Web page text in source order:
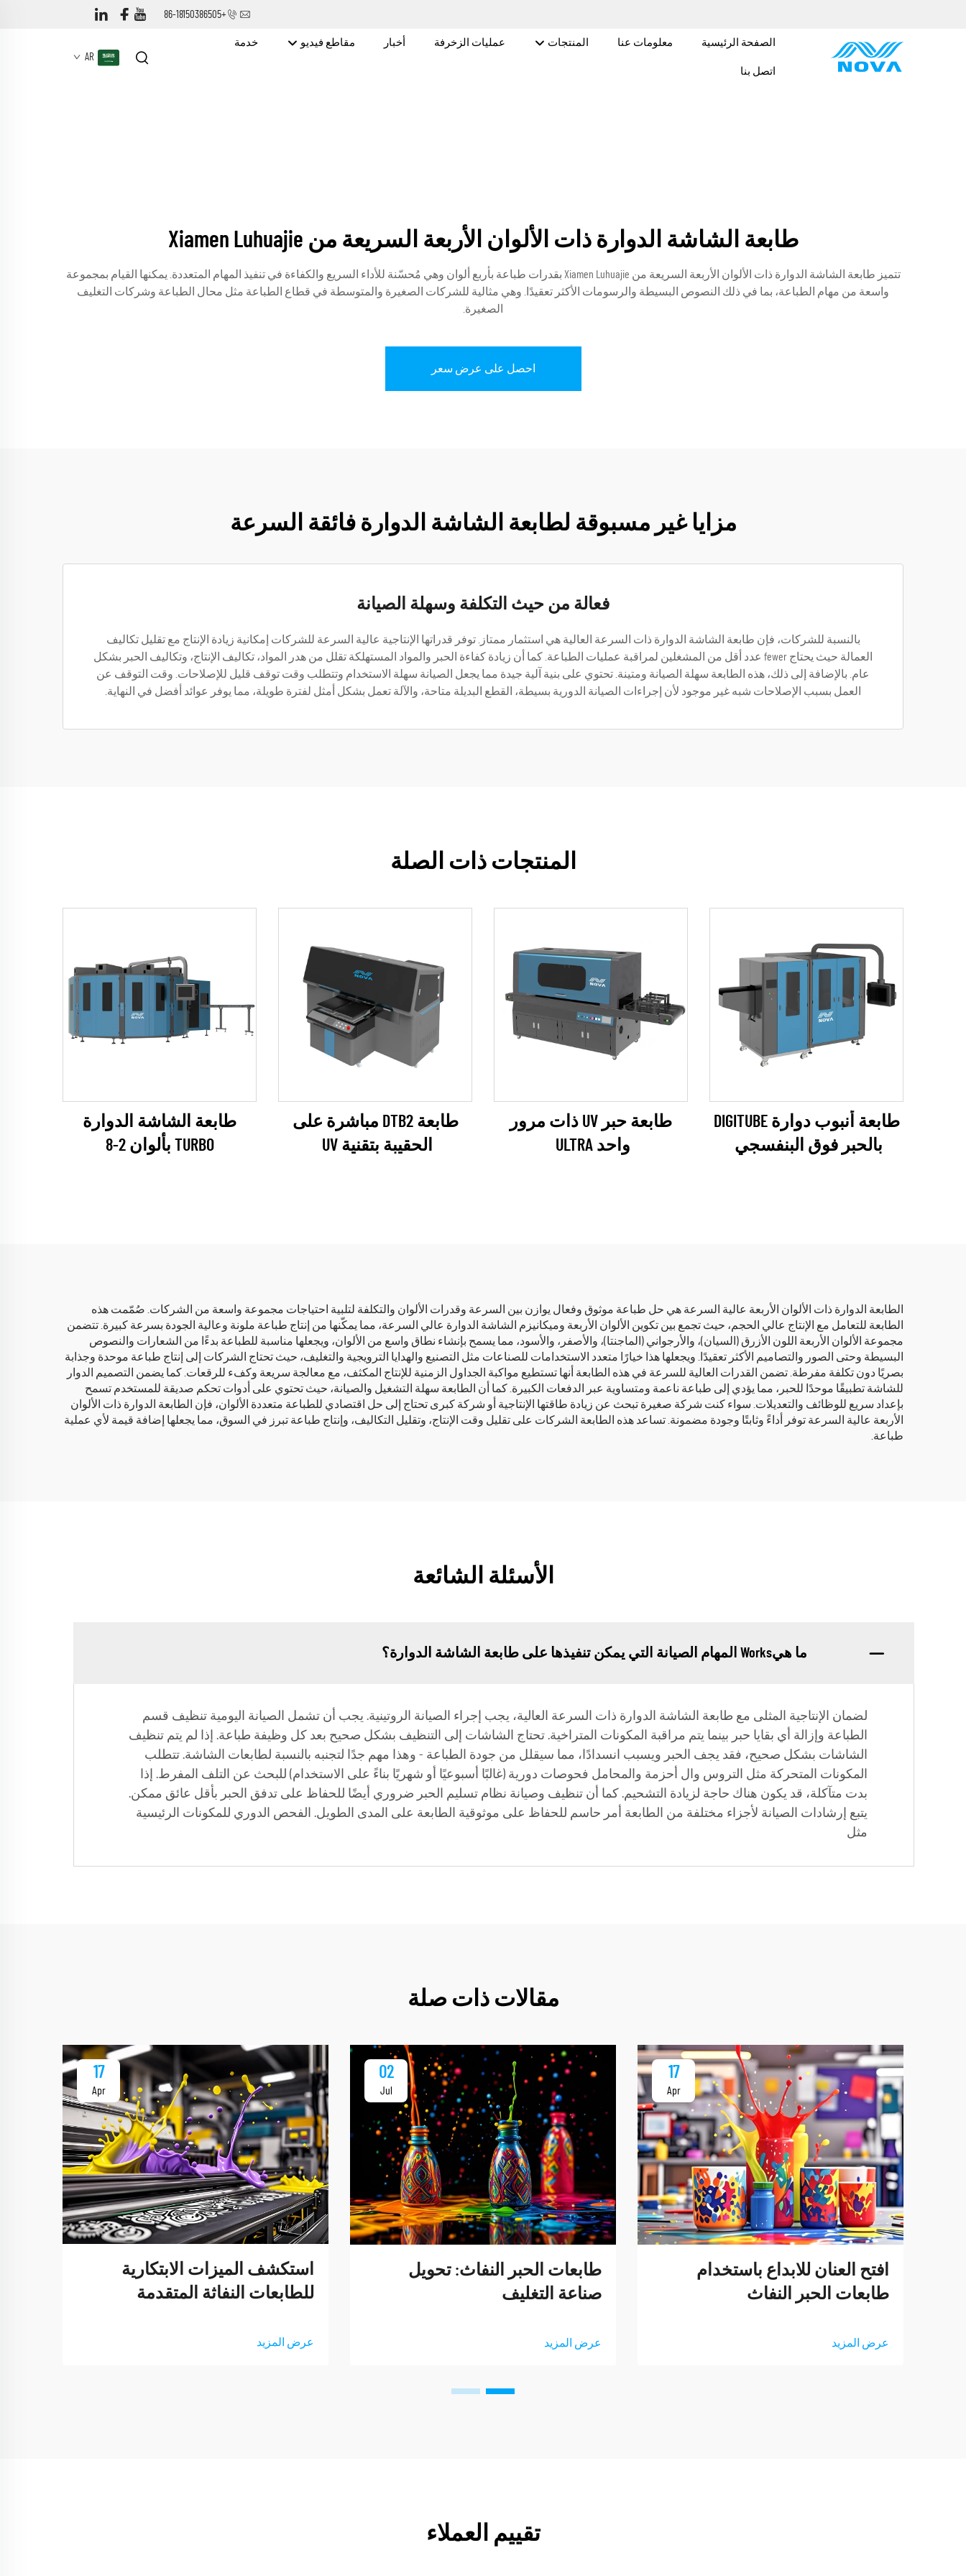
+86-18150386505
الصفحة الرئيسية معلومات عنا المنتجات عمليات الزخرفة أخبار مقاطع فيديو خدمة
اتصل بنا
AR
طابعة الشاشة الدوارة ذات الألوان الأربعة السريعة من Xiamen Luhuajie
تتميز طابعة الشاشة الدوارة ذات الألوان الأربعة السريعة من Xiamen Luhuajie بقدرات طباعة بأربع ألوان وهي مُحسّنة للأداء السريع والكفاءة في تنفيذ المهام المتعددة. يمكنها القيام بمجموعة
واسعة من مهام الطباعة، بما في ذلك النصوص البسيطة والرسومات الأكثر تعقيدًا. وهي مثالية للشركات الصغيرة والمتوسطة في قطاع الطباعة مثل محال الطباعة وشركات التغليف
الصغيرة.
احصل على عرض سعر
مزايا غير مسبوقة لطابعة الشاشة الدوارة فائقة السرعة
فعالة من حيث التكلفة وسهلة الصيانة
بالنسبة للشركات، فإن طابعة الشاشة الدوارة ذات السرعة العالية هي استثمار ممتاز. توفر قدراتها الإنتاجية عالية السرعة للشركات إمكانية زيادة الإنتاج مع تقليل تكاليف
العمالة حيث يحتاج fewer عدد أقل من المشغلين لمراقبة عمليات الطباعة. كما أن زيادة كفاءة الحبر والمواد المستهلكة تقلل من هدر المواد، تكاليف الإنتاج، وتكاليف الحبر بشكل
عام. بالإضافة إلى ذلك، هذه الطابعة سهلة الصيانة ومتينة. تحتوي على بنية آلية جيدة مما يجعل الصيانة سهلة الاستخدام وتتطلب وقت توقف قليل للإصلاحات. وقت التوقف عن
العمل بسبب الإصلاحات شبه غير موجود لأن إجراءات الصيانة الدورية بسيطة، القطع البديلة متاحة، والآلة تعمل بشكل أمثل لفترة طويلة، مما يوفر عوائد أفضل في النهاية.
المنتجات ذات الصلة
طابعة أنبوب دوارة DIGITUBE
بالحبر فوق البنفسجي
طابعة حبر UV ذات مرور
واحد ULTRA
طابعة DTB2 مباشرة على
الحقيبة بتقنية UV
طابعة الشاشة الدوارة
TURBO بألوان 2-8
الطابعة الدوارة ذات الألوان الأربعة عالية السرعة هي حل طباعة موثوق وفعال يوازن بين السرعة وقدرات الألوان والتكلفة لتلبية احتياجات مجموعة واسعة من الشركات. صُمّمت هذه
الطابعة للتعامل مع الإنتاج عالي الحجم، حيث تجمع بين تكوين الألوان الأربعة وميكانيزم الشاشة الدوارة عالي السرعة، مما يمكّنها من إنتاج طباعة ملونة وعالية الجودة بسرعة كبيرة. تتضمن
مجموعة الألوان الأربعة اللون الأزرق (السيان)، والأرجواني (الماجنتا)، والأصفر، والأسود، مما يسمح بإنشاء نطاق واسع من الألوان، ويجعلها مناسبة للطباعة بدءًا من الشعارات والنصوص
البسيطة وحتى الصور والتصاميم الأكثر تعقيدًا. ويجعلها هذا خيارًا متعدد الاستخدامات للصناعات مثل التصنيع والهدايا الترويجية والتغليف، حيث تحتاج الشركات إلى إنتاج طباعة موحدة وجذابة
بصريًا دون تكلفة مفرطة. تضمن القدرات العالية للسرعة في هذه الطابعة أنها تستطيع مواكبة الجداول الزمنية للإنتاج المكثف، مع معالجة سريعة وكفء للرقعات. كما يضمن التصميم الدوار
للشاشة تطبيقًا موحدًا للحبر، مما يؤدي إلى طباعة ناعمة ومتساوية عبر الدفعات الكبيرة. كما أن الطابعة سهلة التشغيل والصيانة، حيث تحتوي على أدوات تحكم صديقة للمستخدم تسمح
بإعداد سريع للوظائف والتعديلات. سواء كنت شركة صغيرة تبحث عن زيادة طاقتها الإنتاجية أو شركة كبرى تحتاج إلى حل اقتصادي للطباعة متعددة الألوان، فإن الطابعة الدوارة ذات الألوان
الأربعة عالية السرعة توفر أداءً وثابتًا وجودة مضمونة. تساعد هذه الطابعة الشركات على تقليل وقت الإنتاج، وتقليل التكاليف، وإنتاج طباعة تبرز في السوق، مما يجعلها إضافة قيمة لأي عملية
طباعة.
الأسئلة الشائعة
ما هيWorks المهام الصيانة التي يمكن تنفيذها على طابعة الشاشة الدوارة؟
لضمان الإنتاجية المثلى مع طابعة الشاشة الدوارة ذات السرعة العالية، يجب إجراء الصيانة الروتينية. يجب أن تشمل الصيانة اليومية تنظيف قسم
الطباعة وإزالة أي بقايا حبر بينما يتم مراقبة المكونات المتراخية. تحتاج الشاشات إلى التنظيف بشكل صحيح بعد كل وظيفة طباعة. إذا لم يتم تنظيف
الشاشات بشكل صحيح، فقد يجف الحبر ويسبب انسدادًا، مما سيقلل من جودة الطباعة - وهذا مهم جدًا لتجنبه بالنسبة لطابعات الشاشة. تتطلب
المكونات المتحركة مثل التروس وال أحزمة والمحامل فحوصات دورية (غالبًا أسبوعيًا أو شهريًا بناءً على الاستخدام) للبحث عن التلف المفرط. إذا
بدت متآكلة، قد يكون هناك حاجة لزيادة التشحيم. كما أن تنظيف وصيانة نظام تسليم الحبر ضروري أيضًا للحفاظ على تدفق الحبر بأقل عائق ممكن.
يتبع إرشادات الصيانة لأجزاء مختلفة من الطابعة أمر حاسم للحفاظ على موثوقية الطابعة على المدى الطويل. الفحص الدوري للمكونات الرئيسية
مثل
مقالات ذات صلة
17
Apr
افتح العنان للابداع باستخدام
طابعات الحبر النفاث
عرض المزيد
02
Jul
طابعات الحبر النفاث: تحويل
صناعة التغليف
عرض المزيد
17
Apr
استكشف الميزات الابتكارية
للطابعات النفاثة المتقدمة
عرض المزيد
تقييم العملاء